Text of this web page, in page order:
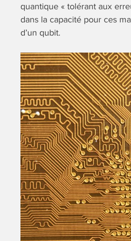
quantique « tolérant aux
dans la capacité pour ces
d’un qubit.